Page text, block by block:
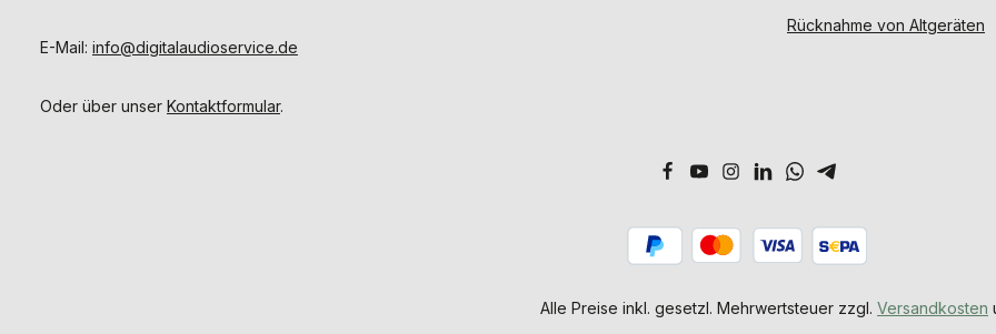
E-Mail: info@digitalaudioservice.de
Oder über unser Kontaktformular.
Rücknahme von Altgeräten
Alle Preise inkl. gesetzl. Mehrwertsteuer zzgl. Versandkosten